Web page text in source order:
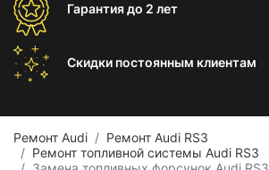
Гарантиядо 2 лет
Скидки постоянным клиентам
Ремонт Audi
Ремонт Audi RS3
Ремонт топливной системы Audi RS3